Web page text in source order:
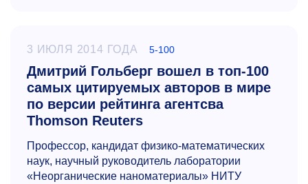
3 ИЮЛЯ 2014 ГОДА 5-100
Дмитрий Гольберг вошел в топ-100
самых цитируемых авторов в мире
по версии рейтинга агентсва
Thomson Reuters
Профессор, кандидат физико-математических
наук, научный руководитель лаборатории
«Неорганические наноматериалы» НИТУ